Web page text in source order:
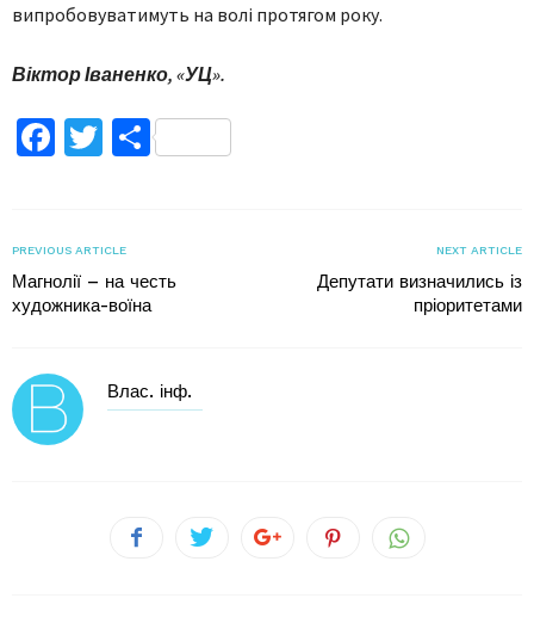
випробовуватимуть на волі протягом року.
Віктор Іваненко, «УЦ».
Facebook
TwitterПоділитися
PREVIOUS ARTICLE
Магнолії – на честь
художника-воїна
NEXT ARTICLE
Депутати визначились із
пріоритетами
Влас. інф.